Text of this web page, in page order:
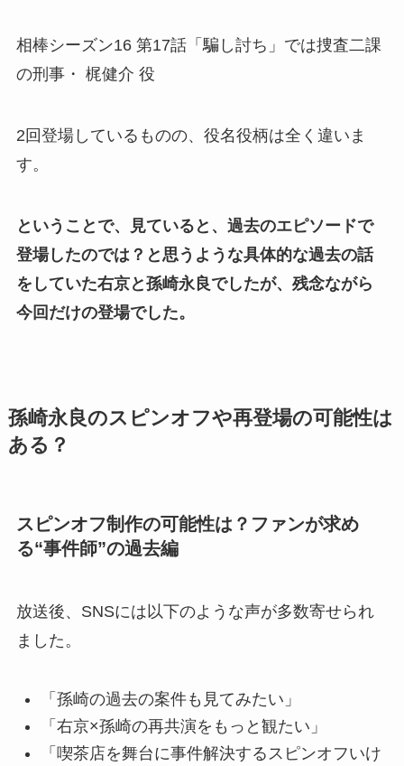
相棒シーズン16 第17話「騙し討ち」では捜査二課
の刑事・ 梶健介 役
2回登場しているものの、役名役柄は全く違いま
す。
ということで、見ていると、過去のエピソードで
登場したのでは？と思うような具体的な過去の話
をしていた右京と孫崎永良でしたが、残念ながら
今回だけの登場でした。
孫崎永良のスピンオフや再登場の可能性は
ある？
スピンオフ制作の可能性は？ファンが求め
る“事件師”の過去編
放送後、SNSには以下のような声が多数寄せられ
ました。
「孫崎の過去の案件も見てみたい」
「右京×孫崎の再共演をもっと観たい」
「喫茶店を舞台に事件解決するスピンオフいけ